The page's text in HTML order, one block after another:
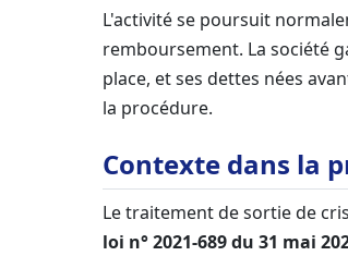
L'activité se poursuit
remboursement. La société
place, et ses dettes nées
la procédure.
Contexte dans la
Le traitement de sortie de
loi n° 2021-689 du 31 mai